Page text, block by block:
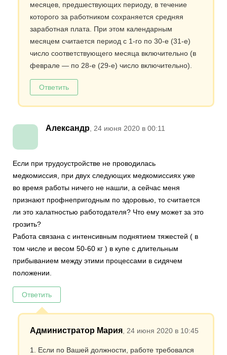
месяцев, предшествующих периоду, в течение
которого за работником сохраняется средняя
заработная плата. При этом календарным
месяцем считается период с 1-го по 30-е (31-е)
число соответствующего месяца включительно (в
феврале — по 28-е (29-е) число включительно).
Ответить
Александр, 24 июня 2020 в 00:11
Если при трудоустройстве не проводилась
медкомиссия, при двух следующих медкомиссиях уже
во время работы ничего не нашли, а сейчас меня
признают профнепригодным по здоровью, то считается
ли это халатностью работодателя? Что ему может за это
грозить?
Работа связана с интенсивным поднятием тяжестей ( в
том числе и весом 50-60 кг ) в купе с длительным
прибыванием между этими процессами в сидячем
положении.
Ответить
Администратор Мария, 24 июня 2020 в 10:45
1. Если по Вашей должности, работе требовался